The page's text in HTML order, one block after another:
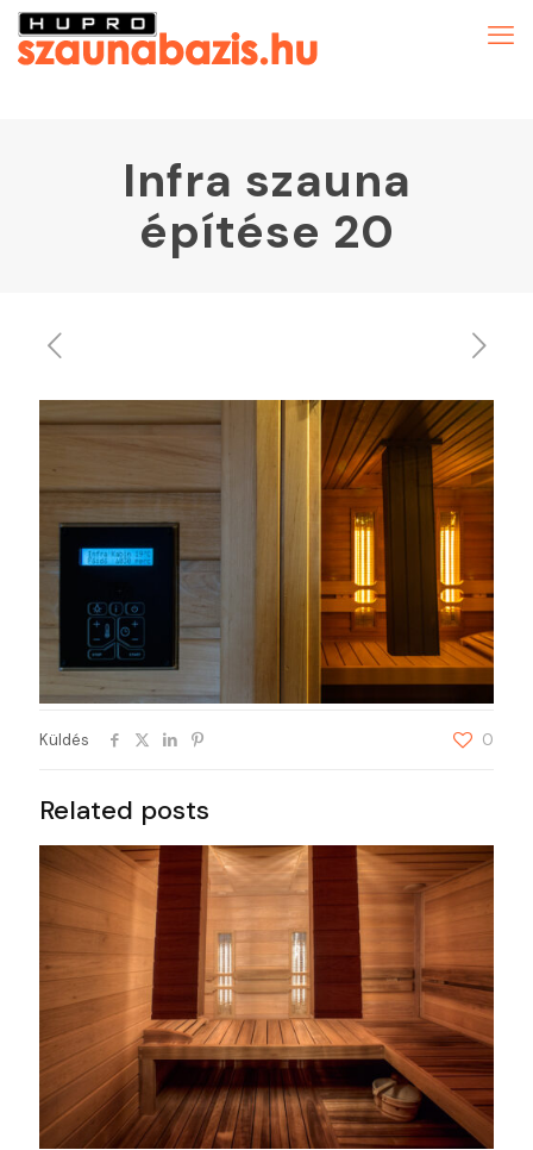
Infra szauna
építése 20
Küldés 0
Related posts